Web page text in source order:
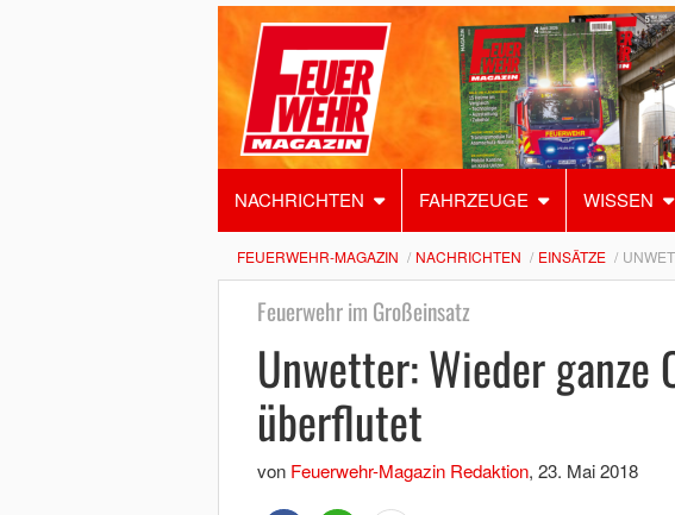
NACHRICHTEN FAHRZEUGE WISSEN
FEUERWEHR-MAGAZIN NACHRICHTEN EINSÄTZE
Feuerwehr im Großeinsatz
Unwetter: Wieder ganze
überflutet
von Feuerwehr-Magazin Redaktion, 23. Mai 2018